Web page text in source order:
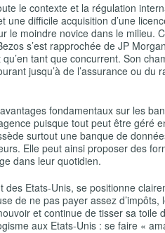
le contexte et la régulation
difficile acquisition d’une
le moindre novice dans le milieu.
s’est rapprochée de JP
tant que concurrent. Son
jusqu’à de l’assurance ou du
fondamentaux sur les
puisque tout peut être géré
surtout une banque de
Elle peut ainsi proposer des
dans leur quotidien.
des Etats-Unis, se positionne
de ne pas payer assez
et continue de tisser sa toile
aux Etats-Unis : se faire «